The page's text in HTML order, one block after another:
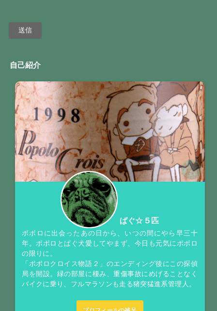
自己紹介
ぱぐ☆５匹
ポポロに出会ったあの日から、いつの間にやら早三十
年。ポポロとぱぐ犬愛してやまず、今日も元気にポポロ
の限りに。
「ポポロクロイス物語２」のエンディング後にこの探偵
局を開設。緑の部屋に棲み、重傷事故にめげることなく
バイクに乗り、フルマラソンも走る猪突猛進系管理人。